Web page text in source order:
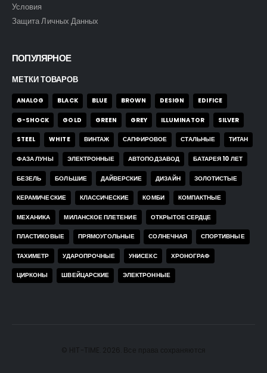
Условия
Защита Личных Данных
ПОПУЛЯРНОЕ
МЕТКИ ТОВАРОВ
ANALOG BLACK BLUE BROWN DESIGN EDIFICE
G-SHOCK GOLD GREEN GREY ILLUMINATOR SILVER
STEEL WHITE ВИНТАЖ САПФИРОВОЕ СТАЛЬНЫЕ ТИТАН
ФАЗА ЛУНЫ ЭЛЕКТРОННЫЕ АВТОПОДЗАВОД БАТАРЕЯ 10 ЛЕТ
БЕЗЕЛЬ БОЛЬШИЕ ДАЙВЕРСКИЕ ДИЗАЙН ЗОЛОТИСТЫЕ
КЕРАМИЧЕСКИЕ КЛАССИЧЕСКИЕ КОМБИ КОМПАКТНЫЕ
МЕХАНИКА МИЛАНСКОЕ ПЛЕТЕНИЕ ОТКРЫТОЕ СЕРДЦЕ
ПЛАСТИКОВЫЕ ПРЯМОУГОЛЬНЫЕ СОЛНЕЧНАЯ СПОРТИВНЫЕ
ТАХИМЕТР УДАРОПРОЧНЫЕ УНИСЕКС ХРОНОГРАФ
ЦИРКОНЫ ШВЕЙЦАРСКИЕ ЭЛЕКТРОННЫЕ
© HIT-TIME. 2026. Все права сохраняются